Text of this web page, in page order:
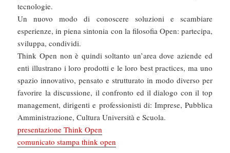
tecnologie.
Un nuovo modo di conoscere soluzioni e scambiare
esperienze, in piena sintonia con la filosofia Open: partecipa,
sviluppa, condividi.
Think Open non è quindi soltanto un’area dove aziende ed
enti illustrano i loro prodotti e le loro best practices, ma uno
spazio innovativo, pensato e strutturato in modo diverso per
favorire la discussione, il confronto ed il dialogo con il top
management, dirigenti e professionisti di: Imprese, Pubblica
Amministrazione, Cultura Università e Scuola.
presentazione Think Open
comunicato stampa think open